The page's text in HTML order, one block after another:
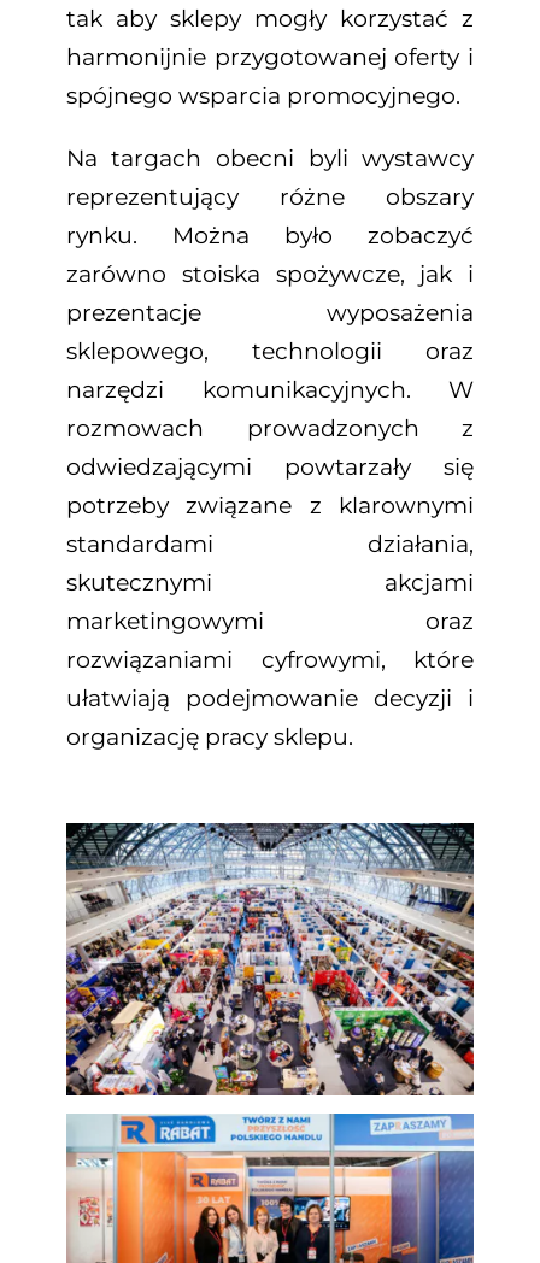
tak aby sklepy mogły korzystać z
harmonijnie przygotowanej oferty i
spójnego wsparcia promocyjnego.
Na targach obecni byli wystawcy
reprezentujący różne obszary
rynku. Można było zobaczyć
zarówno stoiska spożywcze, jak i
prezentacje wyposażenia
sklepowego, technologii oraz
narzędzi komunikacyjnych. W
rozmowach prowadzonych z
odwiedzającymi powtarzały się
potrzeby związane z klarownymi
standardami działania,
skutecznymi akcjami
marketingowymi oraz
rozwiązaniami cyfrowymi, które
ułatwiają podejmowanie decyzji i
organizację pracy sklepu.